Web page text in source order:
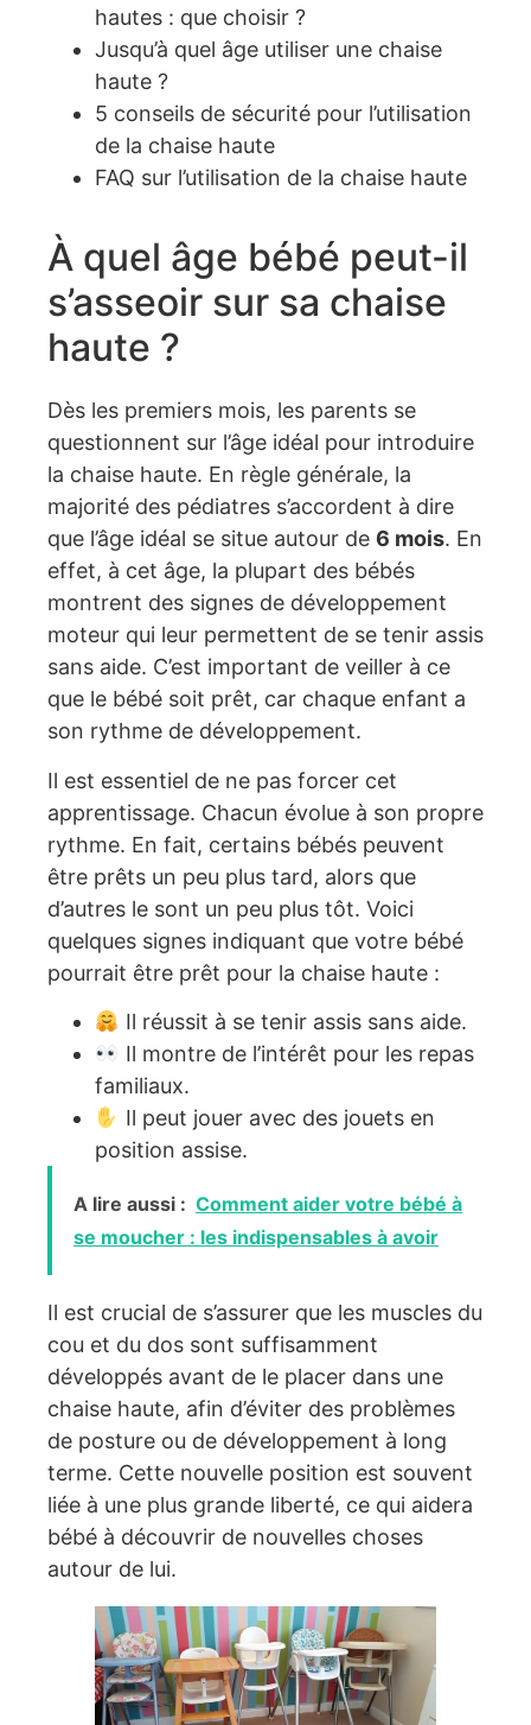
hautes : que choisir ?
Jusqu’à quel âge utiliser une chaise
haute ?
5 conseils de sécurité pour l’utilisation
de la chaise haute
FAQ sur l’utilisation de la chaise haute
À quel âge bébé peut-il
s’asseoir sur sa chaise
haute ?
Dès les premiers mois, les parents se
questionnent sur l’âge idéal pour introduire
la chaise haute. En règle générale, la
majorité des pédiatres s’accordent à dire
que l’âge idéal se situe autour de 6 mois. En
effet, à cet âge, la plupart des bébés
montrent des signes de développement
moteur qui leur permettent de se tenir assis
sans aide. C’est important de veiller à ce
que le bébé soit prêt, car chaque enfant a
son rythme de développement.
Il est essentiel de ne pas forcer cet
apprentissage. Chacun évolue à son propre
rythme. En fait, certains bébés peuvent
être prêts un peu plus tard, alors que
d’autres le sont un peu plus tôt. Voici
quelques signes indiquant que votre bébé
pourrait être prêt pour la chaise haute :
Il réussit à se tenir assis sans aide.
Il montre de l’intérêt pour les repas
familiaux.
Il peut jouer avec des jouets en
position assise.
A lire aussi : Comment aider votre bébé à
se moucher : les indispensables à avoir
Il est crucial de s’assurer que les muscles du
cou et du dos sont suffisamment
développés avant de le placer dans une
chaise haute, afin d’éviter des problèmes
de posture ou de développement à long
terme. Cette nouvelle position est souvent
liée à une plus grande liberté, ce qui aidera
bébé à découvrir de nouvelles choses
autour de lui.